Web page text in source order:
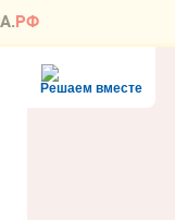
Решаем вместе